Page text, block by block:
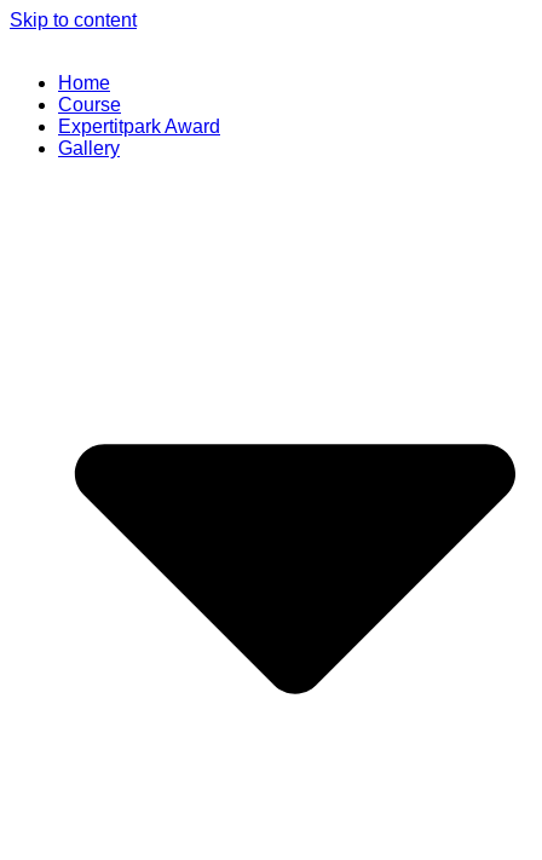
Skip to content
Home
Course
Expertitpark Award
Gallery